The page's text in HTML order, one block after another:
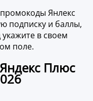
Янлекс
подписку и баллы,
в своем
поле.
Плюс